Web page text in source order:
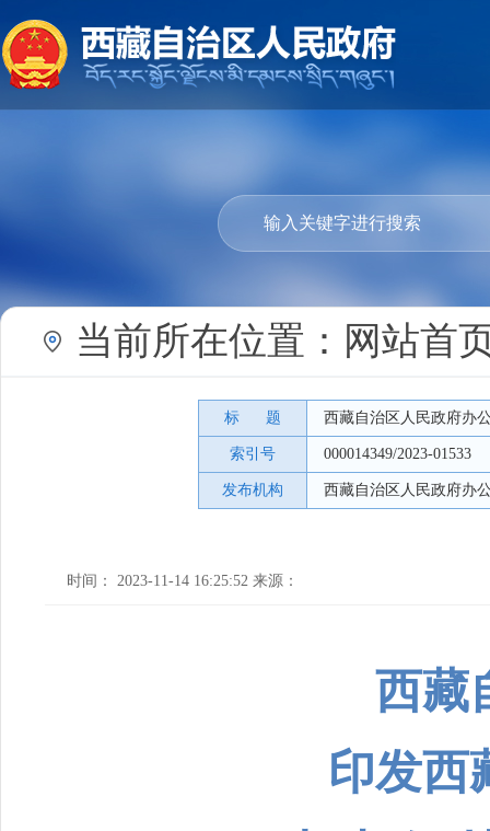
当前所在位置： 网站首
标 题 西藏自治区人民政府办
索引号 000014349/2023-01533
发布机构 西藏自治区人民政府办
时间： 2023-11-14 16:25:52 来源：
西藏
印发西